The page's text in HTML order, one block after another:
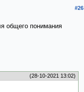
#26
общего понимания
(28-10-2021 13:02)